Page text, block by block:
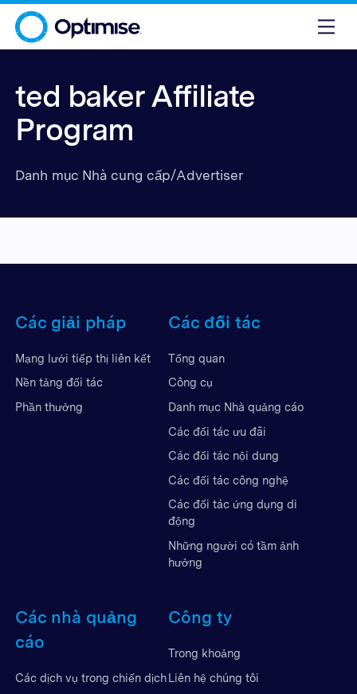
ted baker Affiliate
Program
Danh mục Nhà cung cấp/Advertiser
Các giải pháp
Mạng lưới tiếp thị liên kết
Nền tảng đối tác
Phần thưởng
Các đối tác
Tổng quan
Công cụ
Danh mục Nhà quảng cáo
Các đối tác ưu đãi
Các đối tác nội dung
Các đối tác công nghệ
Các đối tác ứng dụng di
động
Những người có tầm ảnh
hưởng
Các nhà quảng
cáo
Các dịch vụ trong chiến dịch
Công ty
Trong khoảng
Liên hệ chúng tôi